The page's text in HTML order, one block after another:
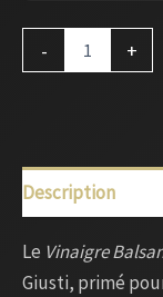
- +
Description
Le Vinaigre
Giusti, primé